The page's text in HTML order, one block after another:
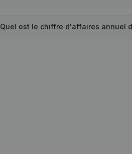
Quel est le chiffre d'affaires annuel